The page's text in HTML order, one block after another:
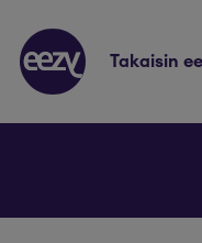
takaisin